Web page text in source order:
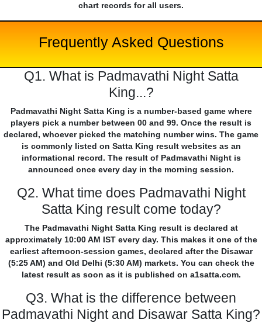
chart records for all users.
Frequently Asked Questions
Q1. What is Padmavathi Night Satta
King...?
Padmavathi Night Satta King is a number-based game where
players pick a number between 00 and 99. Once the result is
declared, whoever picked the matching number wins. The game
is commonly listed on Satta King result websites as an
informational record. The result of Padmavathi Night is
announced once every day in the morning session.
Q2. What time does Padmavathi Night
Satta King result come today?
The Padmavathi Night Satta King result is declared at
approximately 10:00 AM IST every day. This makes it one of the
earliest afternoon-session games, declared after the Disawar
(5:25 AM) and Old Delhi (5:30 AM) markets. You can check the
latest result as soon as it is published on a1satta.com.
Q3. What is the difference between
Padmavathi Night and Disawar Satta King?